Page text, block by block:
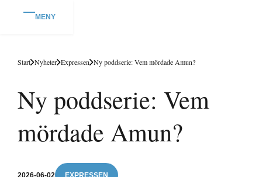
MENY
Start Nyheter Expressen Ny poddserie: Vem mördade Amun?
Ny poddserie: Vem
mördade Amun?
2026-06-02 EXPRESSEN